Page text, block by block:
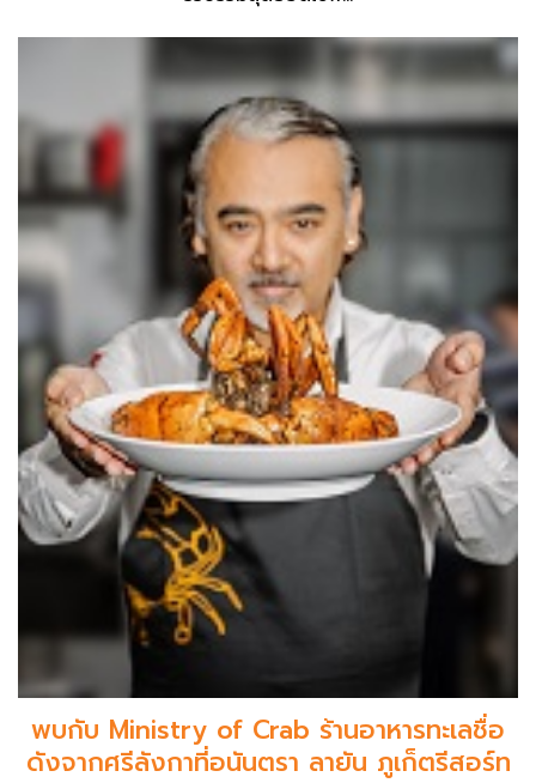
พบกับ Ministry of Crab ร้านอาหารทะเลชื่อ
ดังจากศรีลังกาที่อนันตรา ลายัน ภูเก็ตรีสอร์ท